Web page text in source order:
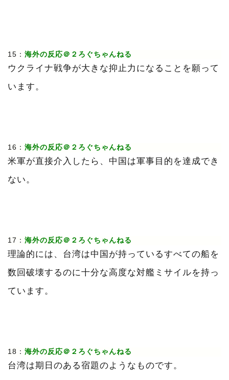
15： 海外の反応＠２ろぐちゃんねる
ウクライナ戦争が大きな抑止力になることを願って
います。
16： 海外の反応＠２ろぐちゃんねる
米軍が直接介入したら、中国は軍事目的を達成でき
ない。
17： 海外の反応＠２ろぐちゃんねる
理論的には、台湾は中国が持っているすべての船を
数回破壊するのに十分な高度な対艦ミサイルを持っ
ています。
18： 海外の反応＠２ろぐちゃんねる
台湾は期日のある宿題のようなものです。